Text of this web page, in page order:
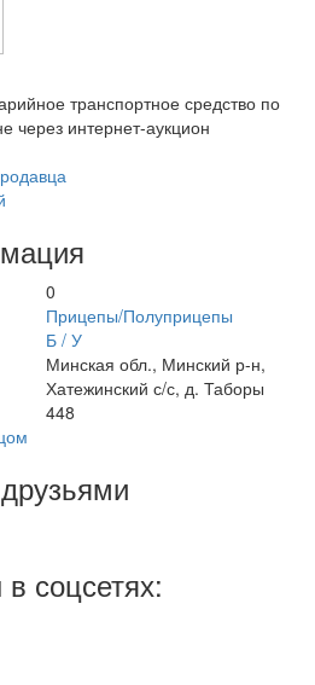
транспортное средство по
через интернет-аукцион
0
Прицепы/Полуприцепы
Б / У
Минская обл., Минский р-н,
Хатежинский с/с, д. Таборы
448
соцсетях: